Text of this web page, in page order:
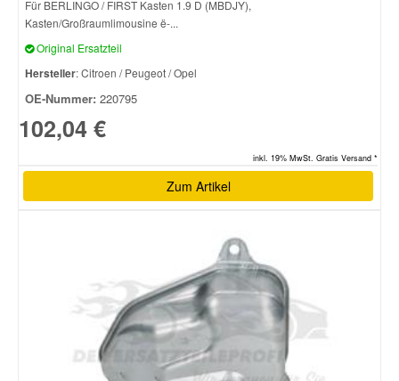
Für BERLINGO / FIRST Kasten 1.9 D (MBDJY),
Kasten/Großraumlimousine ë-...
Original Ersatzteil
Hersteller: Citroen / Peugeot / Opel
OE-Nummer: 220795
102,04 €
inkl. 19% MwSt. Gratis Versand *
Zum Artikel